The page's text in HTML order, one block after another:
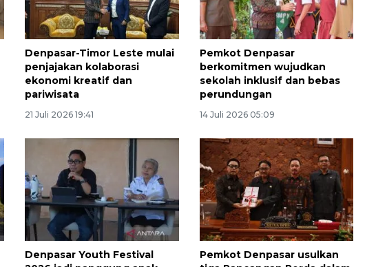
Denpasar-Timor Leste mulai
penjajakan kolaborasi
ekonomi kreatif dan
pariwisata
21 Juli 2026 19:41
Pemkot Denpasar
berkomitmen wujudkan
sekolah inklusif dan bebas
perundungan
14 Juli 2026 05:09
Denpasar Youth Festival
Pemkot Denpasar usulkan